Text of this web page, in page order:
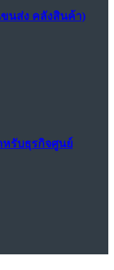
ขนส่ง คลังสินค้า)
หรับธุรกิจศูนย์